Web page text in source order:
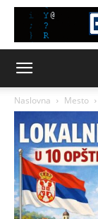
Naslovna Mesto